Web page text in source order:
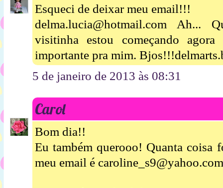
Esqueci de deixar meu email!!!
delma.lucia@hotmail.com Ah...
visitinha estou começando
importante pra mim.
5 de janeiro de 2013 às 08:31
Carol
Bom dia!!
Eu também querooo! Quanta coisa
meu email é